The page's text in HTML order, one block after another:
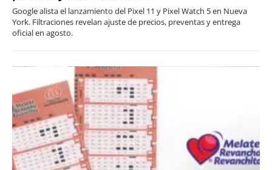
Google alista el lanzamiento del Pixel 11 y Pixel Watch 5 en Nueva
York. Filtraciones revelan ajuste de precios, preventas y entrega
oficial en agosto.